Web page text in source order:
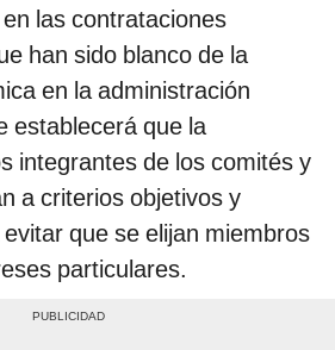
las contrataciones
han sido blanco de la
en la administración
establecerá que la
integrantes de los comités y
a criterios objetivos y
que se elijan miembros
particulares.